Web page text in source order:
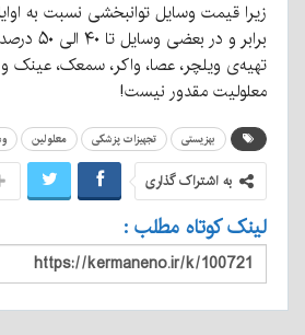
برابر و
تهیه‌ی ویلچر، عصا، واکر، سمعک، عینک و
معلولیت مقدور نیست!
بهزیستی تجهیزات پزشکی معلولین
به اشتراک گذاری
لینک کوتاه مطلب :